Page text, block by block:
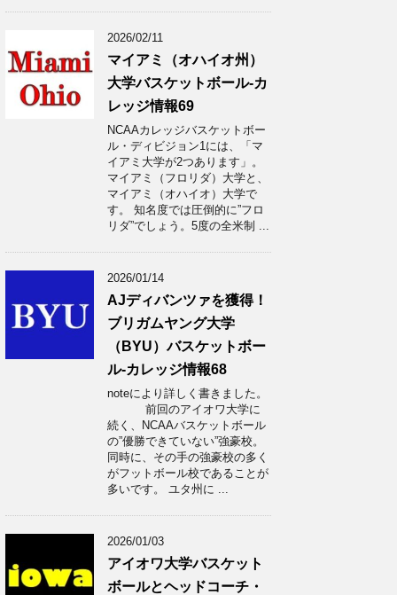
2026/02/11
マイアミ（オハイオ州）
大学バスケットボール-カ
レッジ情報69
NCAAカレッジバスケットボー
ル・ディビジョン1には、「マ
イアミ大学が2つあります」。
マイアミ（フロリダ）大学と、
マイアミ（オハイオ）大学で
す。 知名度では圧倒的に”フロ
リダ”でしょう。5度の全米制 ...
2026/01/14
AJディバンツァを獲得！
ブリガムヤング大学
（BYU）バスケットボー
ル-カレッジ情報68
noteにより詳しく書きました。
前回のアイオワ大学に
続く、NCAAバスケットボール
の”優勝できていない”強豪校。
同時に、その手の強豪校の多く
がフットボール校であることが
多いです。 ユタ州に ...
2026/01/03
アイオワ大学バスケット
ボールとヘッドコーチ・